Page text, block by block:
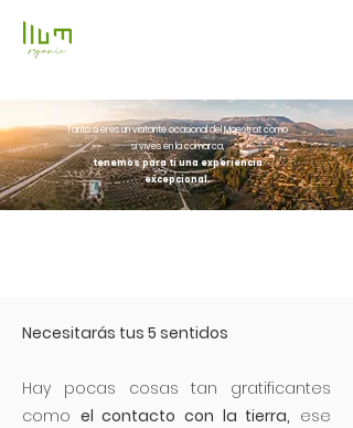
Tanto si eres un visitante ocasional del Maestrat como
si vives en la comarca,
tenemos para ti una experiencia
excepcional.
Necesitarás tus 5 sentidos
Hay pocas cosas tan gratificantes
como el contacto con la tierra, ese